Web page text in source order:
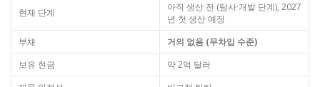
현재 단계
아직 생산 전 (탐사·개발 단계), 2027
년 첫 생산 예정
부채
거의 없음 (무차입 수준)
보유 현금
약 2억 달러